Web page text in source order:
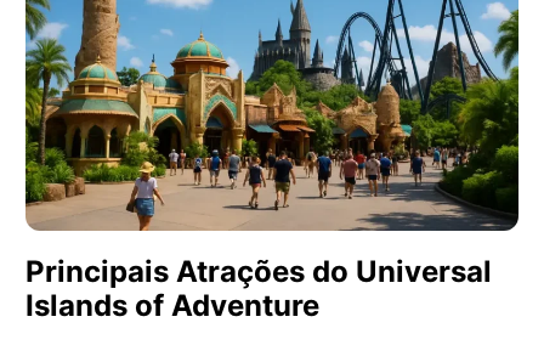
Principais Atrações do Universal
Islands of Adventure